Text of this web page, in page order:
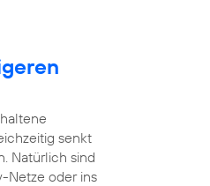
senkt
Natürlich sind
Netze oder ins